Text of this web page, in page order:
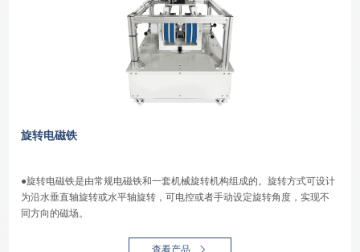
旋转电磁铁
●旋转电磁铁是由常规电磁铁和一套机械旋转机构组成的。旋转方式可设计
为沿水垂直轴旋转或水平轴旋转，可电控或者手动设定旋转角度，实现不
同方向的磁场。
查看产品